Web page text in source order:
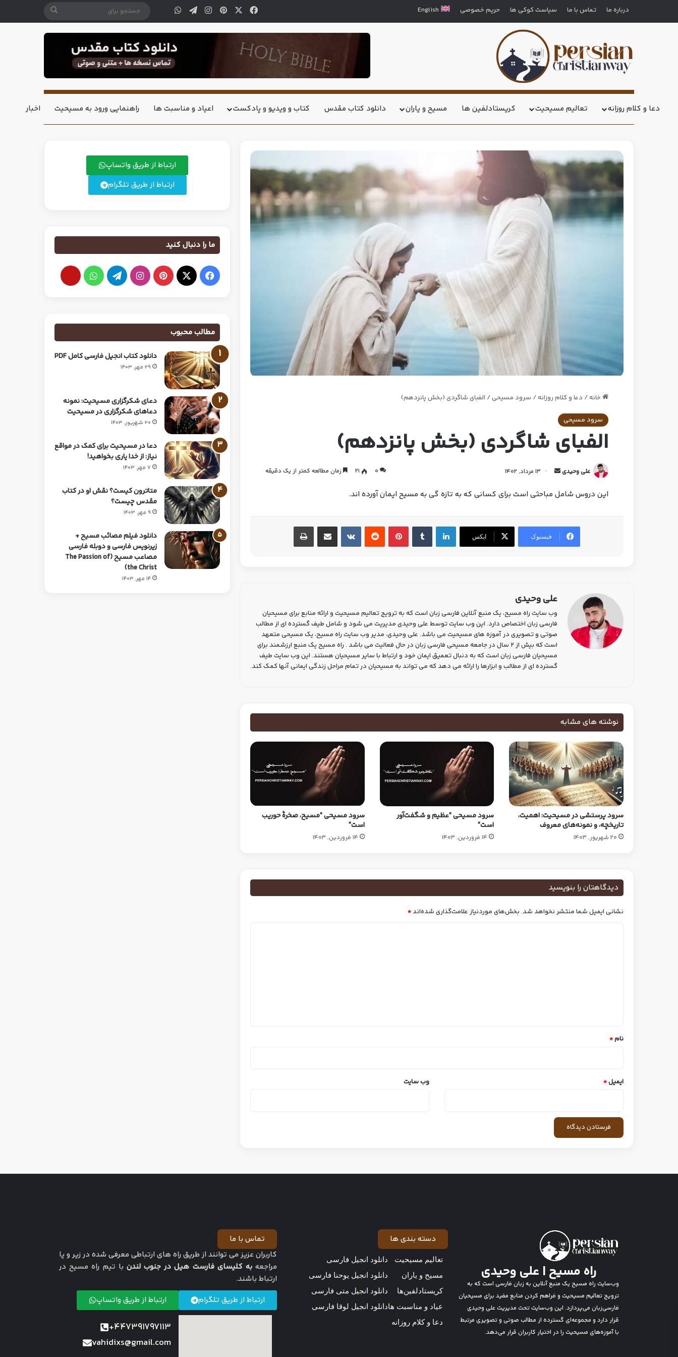
درباره ما تماس با ما سیاست کوکی ها حریم خصوصی English
دعا و کلام روزانه تعالیم مسیحیت کریستادلفین ها مسیح و یاران دانلود کتاب مقدس کتاب و ویدیو و پادکست اعیاد و مناسبت ها راهنمایی ورود به مسیحیت اخبار
خانه/ دعا و کلام روزانه/ سرود مسیحی/ الفبای شاگردی (بخش پانزدهم)
سرود مسیحی
الفبای شاگردی (بخش پانزدهم)
علی وحیدی 13 مرداد, 1402 0
21 زمان مطالعه کمتر از یک دقیقه
این دروس شامل مباحثی است برای کسانی که به تازه گی به مسیح ایمان آورده اند.
فیسبوک ایکس
علی وحیدی
وب سایت راه مسیح، یک منبع آنلاین فارسی زبان است که به ترویج تعالیم مسیحیت و ارائه منابع برای مسیحیان
فارسی زبان اختصاص دارد. این وب سایت توسط علی وحیدی مدیریت می شود و شامل طیف گسترده ای از مطالب
صوتی و تصویری در آموزه های مسیحیت می باشد. علی وحیدی، مدیر وب سایت راه مسیح، یک مسیحی متعهد
است که بیش از 2 سال در جامعه مسیحی فارسی زبان در حال فعالیت می باشد . راه مسیح یک منبع ارزشمند برای
مسیحیان فارسی زبان است که به دنبال تعمیق ایمان خود و ارتباط با سایر مسیحیان هستند. این وب سایت طیف
گسترده ای از مطالب و ابزارها را ارائه می دهد که می تواند به مسیحیان در تمام مراحل زندگی ایمانی آنها کمک کند.
نوشته های مشابه
سرود پرستشی در مسیحیت: اهمیت،
تاریخچه، و نمونه‌های معروف
20 شهریور, 1403
سرود مسیحی “عظیم و شگفت‌آور
است”
14 فروردین, 1403
سرود مسیحی “مسیح، صخرهٔ حوریب
است”
14 فروردین, 1403
دیدگاهتان را بنویسید
نشانی ایمیل شما منتشر نخواهد شد. بخش‌های موردنیاز علامت‌گذاری شده‌اند *
نام*
ایمیل* وب‌ سایت
ارتباط از طریق واتساپ
ارتباط از طریق تلگرام
ما را دنبال کنید
مطالب محبوب
دانلود کتاب انجیل فارسی کامل PDF
29 مهر, 1403
دعای شکرگزاری مسیحیت: نمونه
دعاهای شکرگزاری در مسیحیت
20 شهریور, 1403
دعا در مسیحیت برای کمک در مواقع
نیاز: از خدا یاری بخواهید!
7 مهر, 1403
متاترون کیست؟ نقش او در کتاب
مقدس چیست؟
9 مهر, 1403
دانلود فیلم مصائب مسیح +
زیرنویس فارسی و دوبله فارسی
مصاعب مسیح (The Passion of
the Christ)
14 مهر, 1403
راه مسیح | علی وحیدی
وب‌سایت راه مسیح یک منبع آنلاین به زبان فارسی است که به
ترویج تعالیم مسیحیت و فراهم کردن منابع مفید برای مسیحیان
فارسی‌زبان می‌پردازد. این وب‌سایت تحت مدیریت علی وحیدی
قرار دارد و مجموعه‌ای گسترده از مطالب صوتی و تصویری مرتبط
با آموزه‌های مسیحیت را در اختیار کاربران قرار می‌دهد.
دسته بندی ها
تعالیم مسیحیت
مسیح و یاران
کریستادلفین‌ها
عیاد و مناسبت ها
دعا و کلام روزانه
دانلود انجیل فارسی
دانلود انجیل یوحنا فارسی
دانلود انجیل متی فارسی
دانلود انجیل لوقا فارسی
تماس با ما
کاربران عزیز می توانند از طریق راه های ارتباطی معرفی شده در زیر و یا
مراجعهبه کلیسای فارست هیل در جنوب لندن با تیم راه مسیح در
ارتباط باشند.
ارتباط از طریق تلگرام
ارتباط از طریق واتساپ
447391797113+
vahidixs@gmail.com